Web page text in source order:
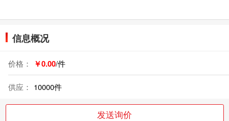
信息概况
价格： ￥0.00/件
供应： 10000件
发送询价